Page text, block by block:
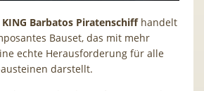
KING Barbatos Piratenschiffhandelt
Bauset, das mit mehr
echte Herausforderung für alle
darstellt.